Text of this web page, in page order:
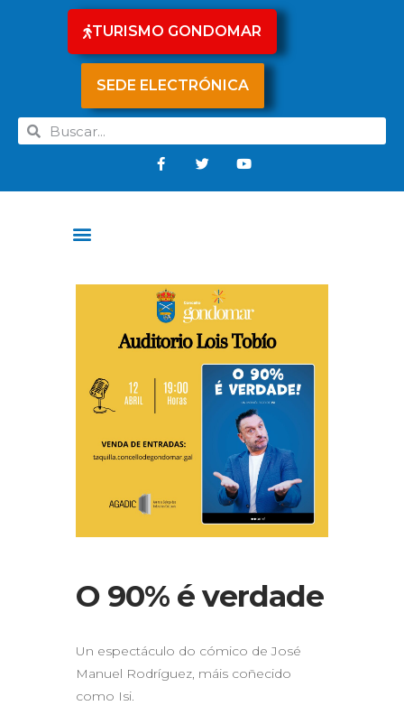
TURISMO GONDOMAR
SEDE ELECTRÓNICA
O 90% é verdade
Un espectáculo do cómico de José
Manuel Rodríguez, máis coñecido
como Isi.